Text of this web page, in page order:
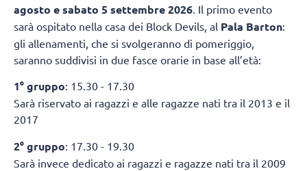
agosto e sabato 5 settembre 2026 . Il primo evento
sarà ospitato nella casa dei Block Devils, al Pala Barton:
gli allenamenti, che si svolgeranno di pomeriggio,
saranno suddivisi in due fasce orarie in base all’età:
1° gruppo: 15.30 - 17.30
Sarà riservato ai ragazzi e alle ragazze nati tra il 2013 e il
2017
2° gruppo: 17.30 - 19.30
Sarà invece dedicato ai ragazzi e ragazze nati tra il 2009